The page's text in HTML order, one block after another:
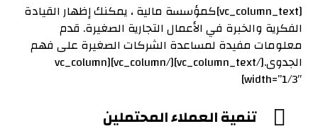
[vc_column_text]كمؤسسة مالية ، يمكنك إظهار القيادة
الفكرية والخبرة في الأعمال التجارية الصغيرة. قدم
معلومات مفيدة لمساعدة الشركات الصغيرة على فهم
الجدوى.[/vc_column_text][/vc_column][vc_column
width=”1/3″]
تنمية العملاء المحتملين